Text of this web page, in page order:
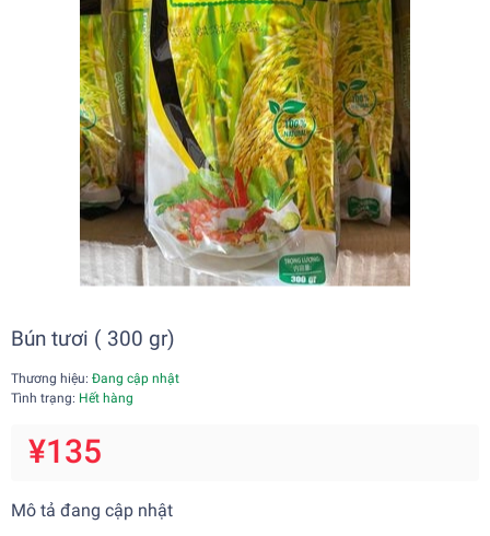
Bún tươi ( 300 gr)
Thương hiệu: Đang cập nhật
Tình trạng: Hết hàng
¥135
Mô tả đang cập nhật